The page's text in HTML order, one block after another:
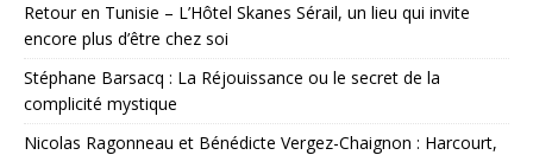
Retour en Tunisie – L’Hôtel Skanes Sérail, un lieu qui invite
encore plus d’être chez soi
Stéphane Barsacq : La Réjouissance ou le secret de la
complicité mystique
Nicolas Ragonneau et Bénédicte Vergez-Chaignon : Harcourt,